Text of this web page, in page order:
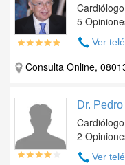
Cardiólogo
5
Ver
Consulta Online,
Dr.
Cardiólogo
2
Ver